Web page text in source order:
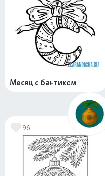
Месяц с бантиком
96